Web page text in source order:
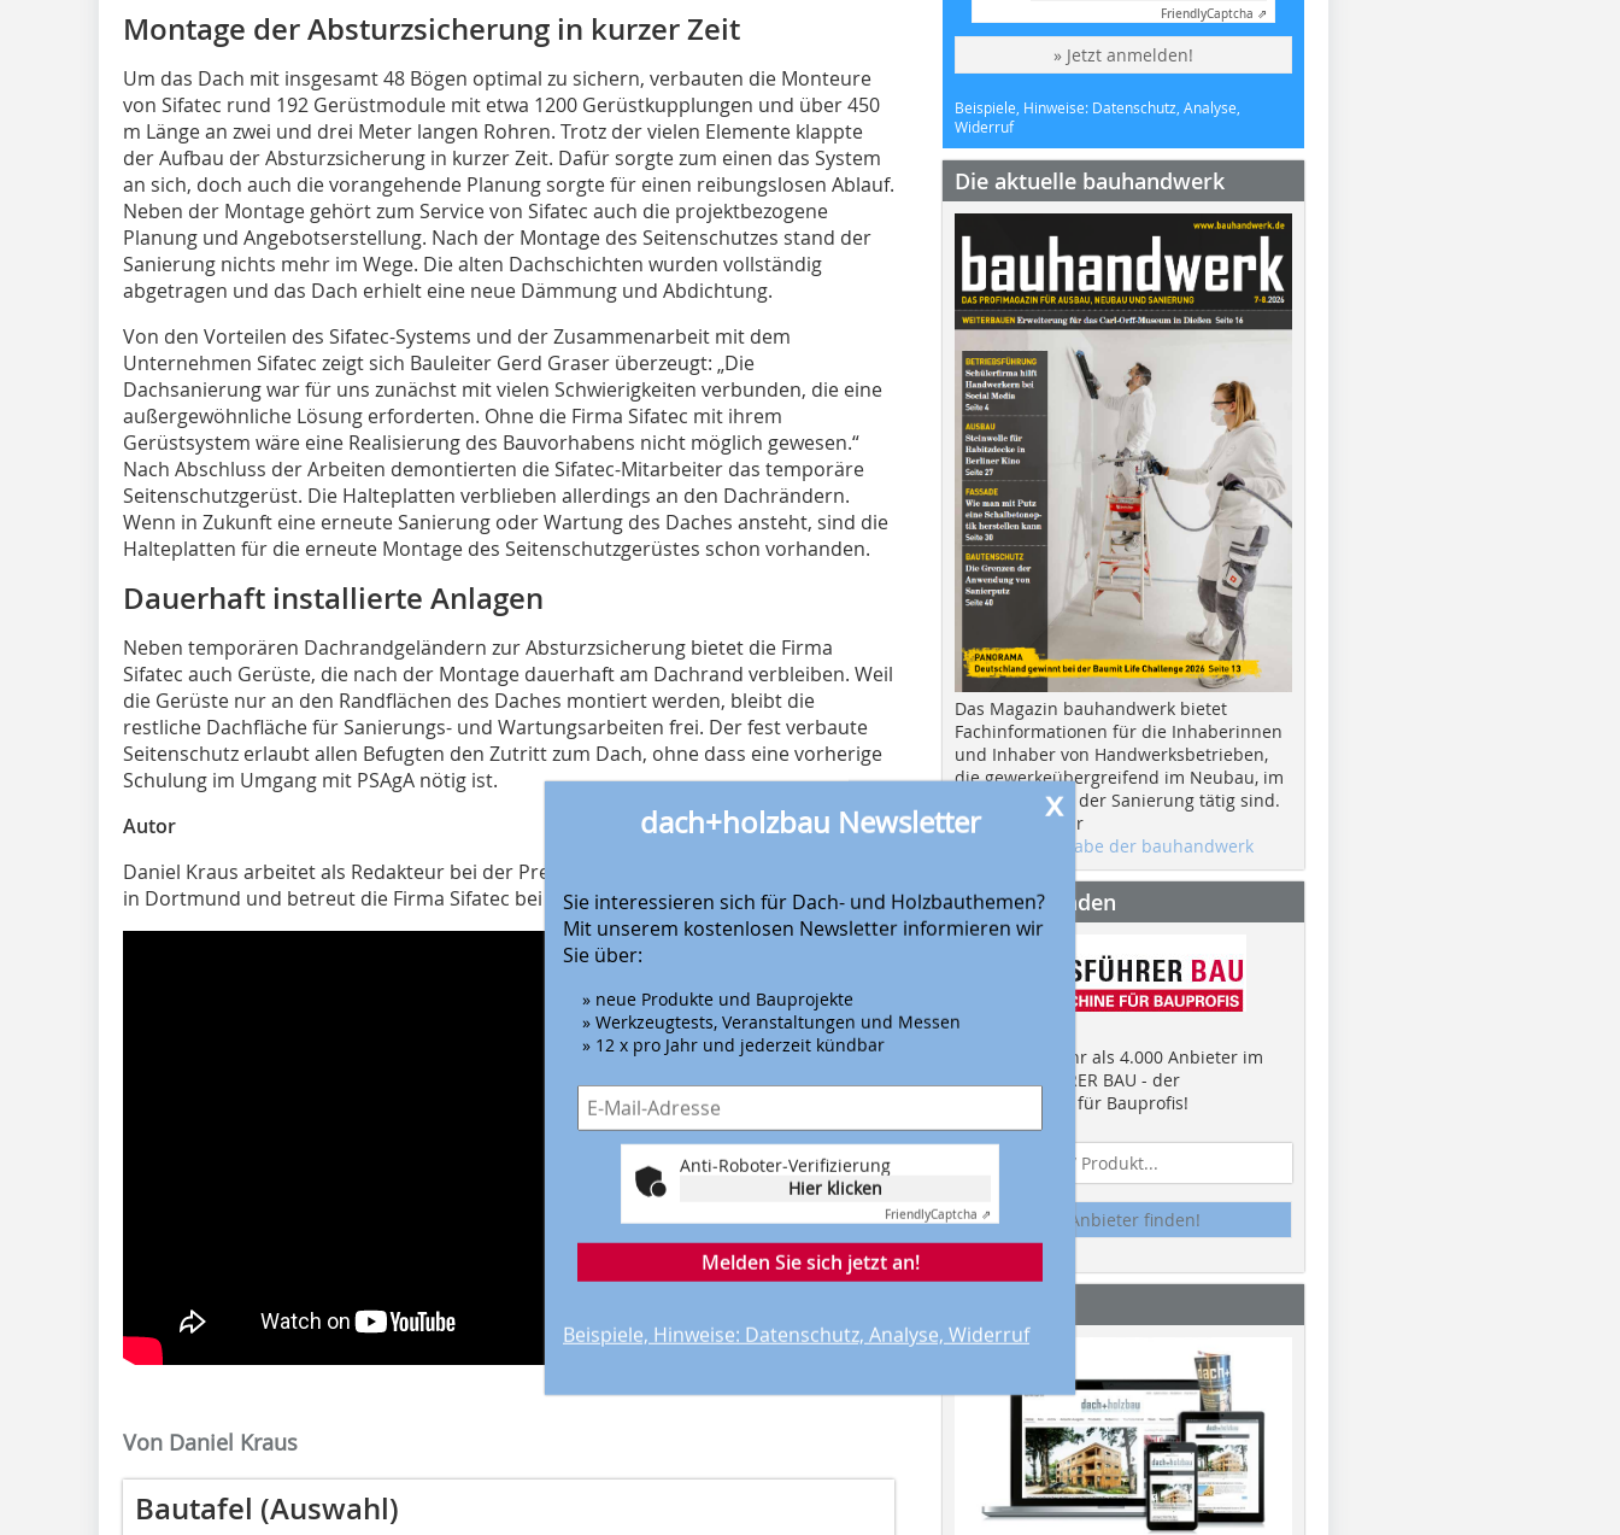
Montage der Absturzsicherung in kurzer Zeit
Um das Dach mit insgesamt 48 Bögen optimal zu sichern, verbauten die Monteure
von Sifatec rund 192 Gerüstmodule mit etwa 1200 Gerüstkupplungen und über 450
m Länge an zwei und drei Meter langen Rohren. Trotz der vielen Elemente klappte
der Aufbau der Absturzsicherung in kurzer Zeit. Dafür sorgte zum einen das System
an sich, doch auch die vorangehende Planung sorgte für einen reibungslosen Ablauf.
Neben der Montage gehört zum Service von Sifatec auch die projektbezogene
Planung und Angebotserstellung. Nach der Montage des Seitenschutzes stand der
Sanierung nichts mehr im Wege. Die alten Dachschichten wurden vollständig
abgetragen und das Dach erhielt eine neue Dämmung und Abdichtung.
Von den Vorteilen des Sifatec-Systems und der Zusammenarbeit mit dem
Unternehmen Sifatec zeigt sich Bauleiter Gerd Graser überzeugt: „Die
Dachsanierung war für uns zunächst mit vielen Schwierigkeiten verbunden, die eine
außergewöhnliche Lösung erforderten. Ohne die Firma Sifatec mit ihrem
Gerüstsystem wäre eine Realisierung des Bauvorhabens nicht möglich gewesen.“
Nach Abschluss der Arbeiten demontierten die Sifatec-Mitarbeiter das temporäre
Seitenschutzgerüst. Die Halteplatten verblieben allerdings an den Dachrändern.
Wenn in Zukunft eine erneute Sanierung oder Wartung des Daches ansteht, sind die
Halteplatten für die erneute Montage des Seitenschutzgerüstes schon vorhanden.
Dauerhaft installierte Anlagen
Neben temporären Dachrandgeländern zur Absturzsicherung bietet die Firma
Sifatec auch Gerüste, die nach der Montage dauerhaft am Dachrand verbleiben. Weil
die Gerüste nur an den Randflächen des Daches montiert werden, bleibt die
restliche Dachfläche für Sanierungs- und Wartungsarbeiten frei. Der fest verbaute
Seitenschutz erlaubt allen Befugten den Zutritt zum Dach, ohne dass eine vorherige
Schulung im Umgang mit PSAgA nötig ist.
Autor
Daniel Kraus arbeitet als Redakteur bei der Presigno Unternehmenskommunikation
in Dortmund und betreut die Firma Sifatec bei der Pressearbeit.
Von Daniel Kraus
Bautafel (Auswahl)
x
dach+holzbau Newsletter
Sie interessieren sich für Dach- und Holzbauthemen?
Mit unserem kostenlosen Newsletter informieren wir
Sie über:
» neue Produkte und Bauprojekte
» Werkzeugtests, Veranstaltungen und Messen
» 12 x pro Jahr und jederzeit kündbar
Anti-Roboter-Verifizierung
Hier klicken
FriendlyCaptcha ⇗
Melden Sie sich jetzt an!
Beispiele, Hinweise: Datenschutz, Analyse, Widerruf
FriendlyCaptcha ⇗
» Jetzt anmelden!
Beispiele, Hinweise: Datenschutz, Analyse,
Widerruf
Die aktuelle bauhandwerk
Das Magazin bauhandwerk bietet
Fachinformationen für die Inhaberinnen
und Inhaber von Handwerksbetrieben,
die gewerkeübergreifend im Neubau, im
Ausbau und in der Sanierung tätig sind.
Hier geht es zur
aktuellen Ausgabe der bauhandwerk
Anbieter finden
Finden Sie mehr als 4.000 Anbieter im
EINKAUFSFÜHRER BAU - der
Suchmaschine für Bauprofis!
Anbieter finden!